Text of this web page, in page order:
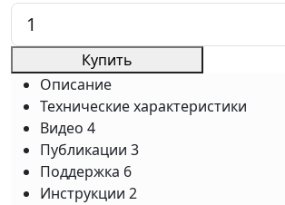
Купить
Описание
Технические характеристики
Видео 4
Публикации 3
Поддержка 6
Инструкции 2